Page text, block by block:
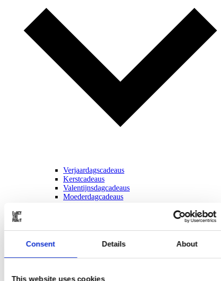
Consent Details About
This website uses cookies
Verjaardagscadeaus
Kerstcadeaus
Valentijnsdagcadeaus
Moederdagcadeaus